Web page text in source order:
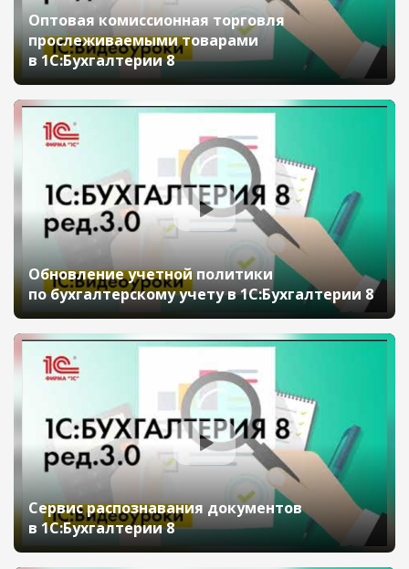
Оптовая комиссионная торговля
прослеживаемыми товарами
в 1С:Бухгалтерии 8
Обновление учетной политики
по бухгалтерскому учету в 1С:Бухгалтерии 8
Сервис распознавания документов
в 1С:Бухгалтерии 8